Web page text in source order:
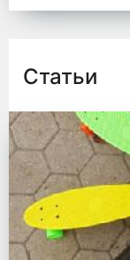
Статьи